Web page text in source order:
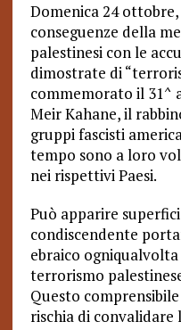
Domenica 24
conseguenze della
palestinesi con le
dimostrate di
commemorato il 31^
Meir Kahane, il
gruppi fascisti
tempo sono a loro
nei rispettivi Paesi.
Può apparire
condiscendente
ebraico ogniqualvolta
terrorismo
Questo
rischia di